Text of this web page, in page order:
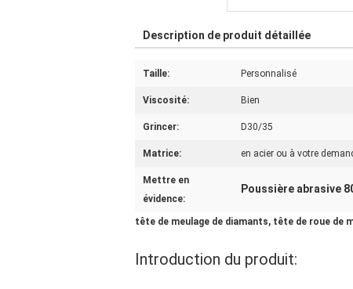
Description de produit détaillée
Taille: Personnalisé
Viscosité: Bien
Grincer: D30/35
Matrice: en acier ou à votre
Mettre en
évidence:
Poussière abrasive
tête de meulage de diamants, tête de roue de
Introduction du produit: